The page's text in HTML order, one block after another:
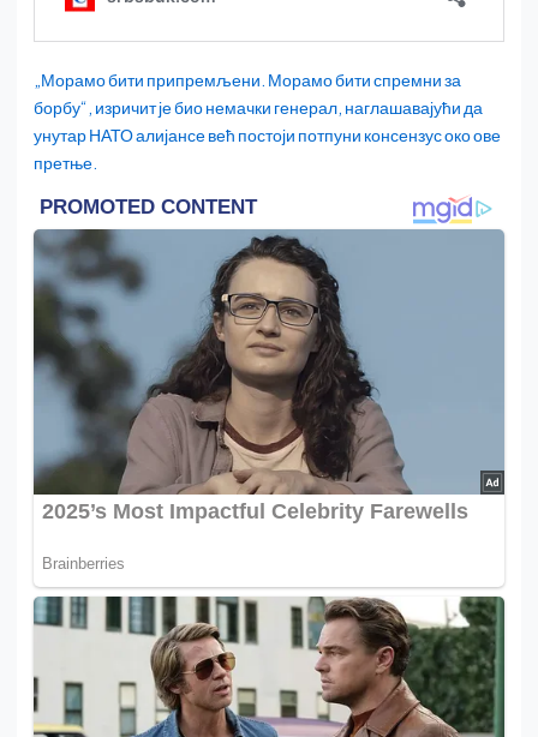
„Морамо бити припремљени. Морамо бити спремни за
борбу“, изричит је био немачки генерал, наглашавајући да
унутар НАТО алијансе већ постоји потпуни консензус око ове
претње.